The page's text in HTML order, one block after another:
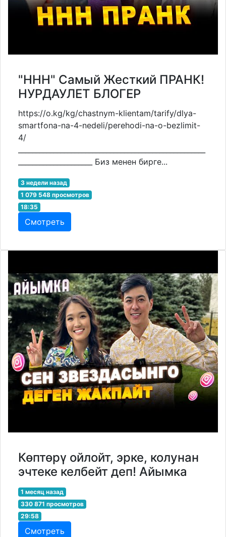
"ННН" Самый Жесткий ПРАНК!
НУРДАУЛЕТ БЛОГЕР
https://o.kg/kg/chastnym-klientam/tarify/dlya-
smartfona-na-4-nedeli/perehodi-na-o-bezlimit-
4/
_____________________ Биз менен бирге...
3 недели назад
1 079 548 просмотров
18:35
Смотреть
Көптөрү ойлойт, эрке, колунан
эчтеке келбейт деп! Айымка
1 месяц назад
330 871 просмотров
29:58
Смотреть